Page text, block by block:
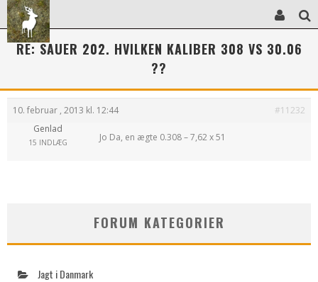
RE: SAUER 202. HVILKEN KALIBER 308 VS 30.06
??
10. februar , 2013 kl. 12:44
#11232
Genlad
15 INDLÆG Jo Da, en ægte 0.308 – 7,62 x 51
FORUM KATEGORIER
Jagt i Danmark